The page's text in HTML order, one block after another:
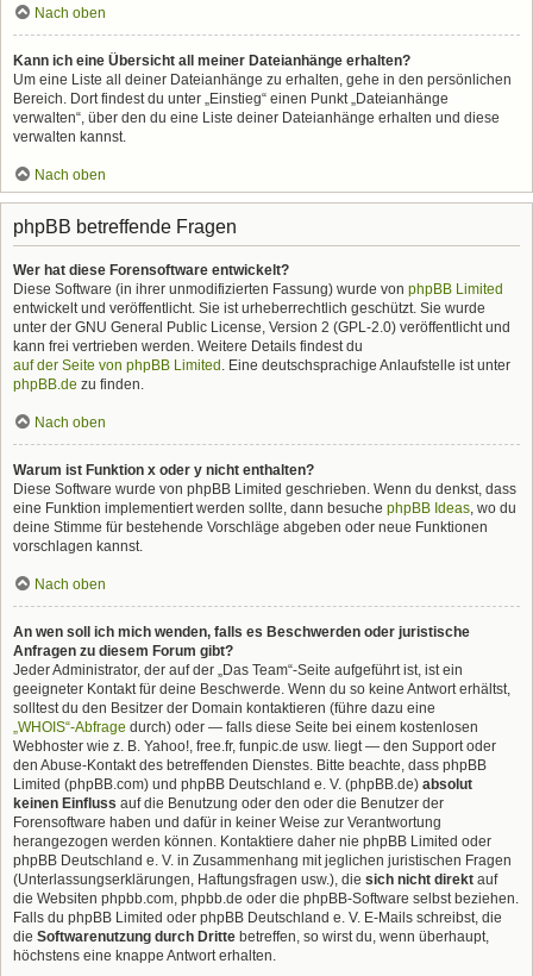
Nach oben
Kann ich eine Übersicht all meiner Dateianhänge erhalten?
Um eine Liste all deiner Dateianhänge zu erhalten, gehe in den persönlichen
Bereich. Dort findest du unter „Einstieg“ einen Punkt „Dateianhänge
verwalten“, über den du eine Liste deiner Dateianhänge erhalten und diese
verwalten kannst.
Nach oben
phpBB betreffende Fragen
Wer hat diese Forensoftware entwickelt?
Diese Software (in ihrer unmodifizierten Fassung) wurde von phpBB Limited
entwickelt und veröffentlicht. Sie ist urheberrechtlich geschützt. Sie wurde
unter der GNU General Public License, Version 2 (GPL-2.0) veröffentlicht und
kann frei vertrieben werden. Weitere Details findest du
auf der Seite von phpBB Limited . Eine deutschsprachige Anlaufstelle ist unter
phpBB.de zu finden.
Nach oben
Warum ist Funktion x oder y nicht enthalten?
Diese Software wurde von phpBB Limited geschrieben. Wenn du denkst, dass
eine Funktion implementiert werden sollte, dann besuche phpBB Ideas, wo du
deine Stimme für bestehende Vorschläge abgeben oder neue Funktionen
vorschlagen kannst.
Nach oben
An wen soll ich mich wenden, falls es Beschwerden oder juristische
Anfragen zu diesem Forum gibt?
Jeder Administrator, der auf der „Das Team“-Seite aufgeführt ist, ist ein
geeigneter Kontakt für deine Beschwerde. Wenn du so keine Antwort erhältst,
solltest du den Besitzer der Domain kontaktieren (führe dazu eine
„WHOIS“-Abfrage durch) oder — falls diese Seite bei einem kostenlosen
Webhoster wie z. B. Yahoo!, free.fr, funpic.de usw. liegt — den Support oder
den Abuse-Kontakt des betreffenden Dienstes. Bitte beachte, dass phpBB
Limited (phpBB.com) und phpBB Deutschland e. V. (phpBB.de) absolut
keinen Einfluss auf die Benutzung oder den oder die Benutzer der
Forensoftware haben und dafür in keiner Weise zur Verantwortung
herangezogen werden können. Kontaktiere daher nie phpBB Limited oder
phpBB Deutschland e. V. in Zusammenhang mit jeglichen juristischen Fragen
(Unterlassungserklärungen, Haftungsfragen usw.), die sich nicht direkt auf
die Websiten phpbb.com, phpbb.de oder die phpBB-Software selbst beziehen.
Falls du phpBB Limited oder phpBB Deutschland e. V. E-Mails schreibst, die
die Softwarenutzung durch Dritte betreffen, so wirst du, wenn überhaupt,
höchstens eine knappe Antwort erhalten.